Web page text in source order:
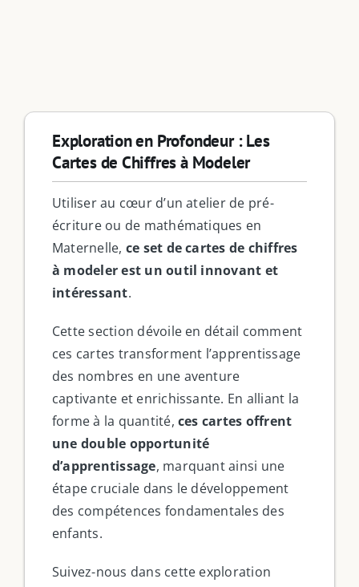
Exploration en Profondeur : Les
Cartes de Chiffres à Modeler
Utiliser au cœur d’un atelier de pré-
écriture ou de mathématiques en
Maternelle, ce set de cartes de chiffres
à modeler est un outil innovant et
intéressant.
Cette section dévoile en détail comment
ces cartes transforment l’apprentissage
des nombres en une aventure
captivante et enrichissante. En alliant la
forme à la quantité,ces cartes offrent
une double opportunité
d’apprentissage, marquant ainsi une
étape cruciale dans le développement
des compétences fondamentales des
enfants.
Suivez-nous dans cette exploration